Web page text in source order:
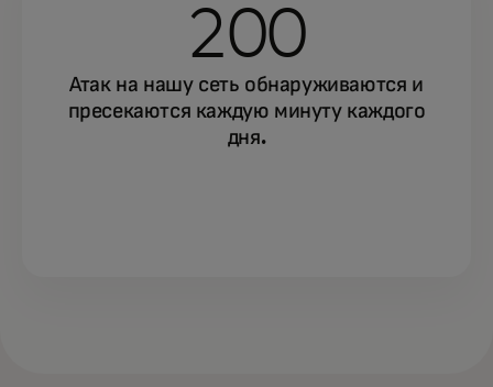
200
Атак на нашу сеть обнаруживаются и
пресекаются каждую минуту каждого
дня.